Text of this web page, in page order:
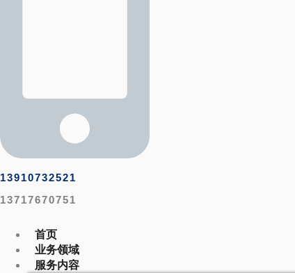
13910732521
13717670751
首页
业务领域
服务内容